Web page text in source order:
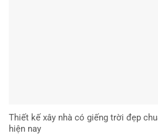
Thiết kế xây nhà có giếng trời đẹp
hiện nay